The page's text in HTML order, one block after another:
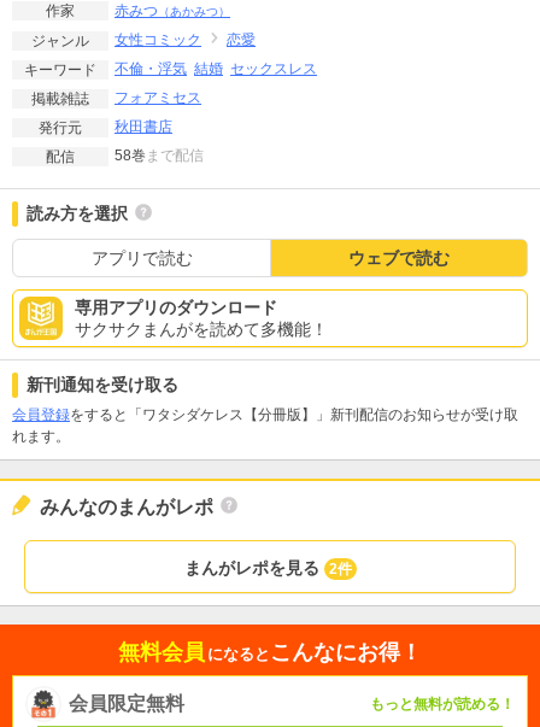
作家 赤みつ （あかみつ）
ジャンル 女性コミック
恋愛
キーワード
不倫・浮気 結婚 セックスレス
掲載雑誌
フォアミセス
発行元
秋田書店
配信
58巻 まで配信
読み方を選択
アプリで読む ウェブで読む
専用アプリのダウンロード
サクサクまんがを読めて多機能！
新刊通知を受け取る
会員登録をすると「ワタシダケレス【分冊版】」新刊配信のお知らせが受け取
れます。
みんなのまんがレポ
まんがレポを見る 2件
無料会員 になると こんなにお得！
会員限定無料 もっと無料が読める！